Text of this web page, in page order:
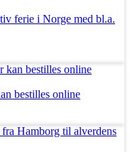
ferie i Norge med bl.a.
bestilles online